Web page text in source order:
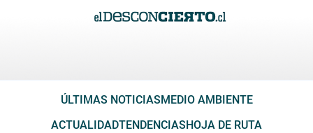
ÚLTIMAS NOTICIAS MEDIO AMBIENTE
ACTUALIDADTENDENCIAS HOJA DE RUTA